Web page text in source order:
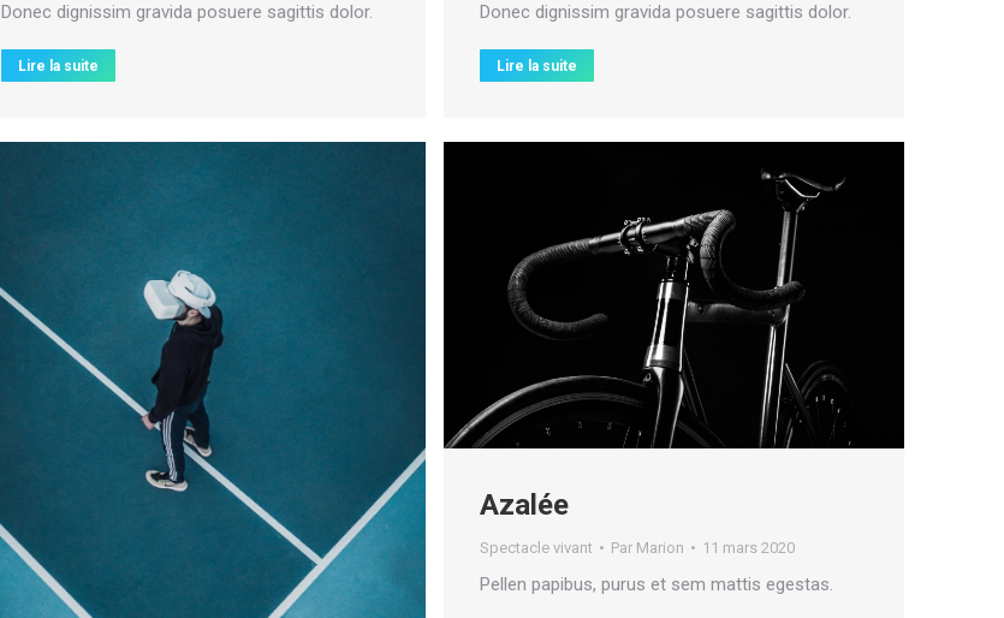
Donec dignissim gravida posuere sagittis dolor.
Lire la suite
Donec dignissim gravida posuere sagittis dolor.
Lire la suite
Azalée
Spectacle vivant Par Marion 11 mars 2020
Pellen papibus, purus et sem mattis egestas.